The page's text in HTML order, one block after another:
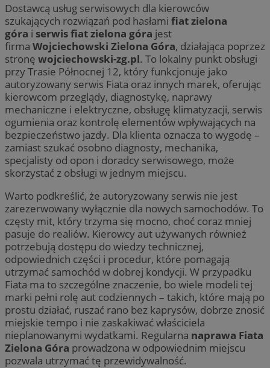
Dostawcą usług serwisowych dla kierowców
szukających rozwiązań pod hasłami fiat zielona
góra i serwis fiat zielona góra jest
firma Wojciechowski Zielona Góra, działająca poprzez
stronę wojciechowski-zg.pl. To lokalny punkt obsługi
przy Trasie Północnej 12, który funkcjonuje jako
autoryzowany serwis Fiata oraz innych marek, oferując
kierowcom przeglądy, diagnostykę, naprawy
mechaniczne i elektryczne, obsługę klimatyzacji, serwis
ogumienia oraz kontrolę elementów wpływających na
bezpieczeństwo jazdy. Dla klienta oznacza to wygodę –
zamiast szukać osobno diagnosty, mechanika,
specjalisty od opon i doradcy serwisowego, może
skorzystać z obsługi w jednym miejscu.
Warto podkreślić, że autoryzowany serwis nie jest
zarezerwowany wyłącznie dla nowych samochodów. To
częsty mit, który trzyma się mocno, choć coraz mniej
pasuje do realiów. Kierowcy aut używanych również
potrzebują dostępu do wiedzy technicznej,
odpowiednich części i procedur, które pomagają
utrzymać samochód w dobrej kondycji. W przypadku
Fiata ma to szczególne znaczenie, bo wiele modeli tej
marki pełni rolę aut codziennych – takich, które mają po
prostu działać, ruszać rano bez kaprysów, dobrze znosić
miejskie tempo i nie zaskakiwać właściciela
nieplanowanymi wydatkami. Regularna naprawa Fiata
Zielona Góra prowadzona w odpowiednim miejscu
pozwala utrzymać tę przewidywalność.